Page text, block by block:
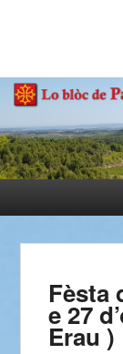
Fèsta
e 27
Erau )